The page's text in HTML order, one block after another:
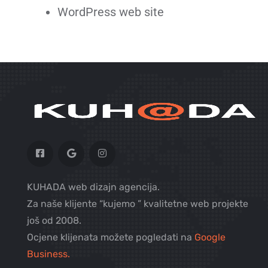
WordPress web site
KUHADA web dizajn agencija.
Za naše klijente “kujemo ” kvalitetne web projekte
još od 2008.
Ocjene klijenata možete pogledati na Google
Business.